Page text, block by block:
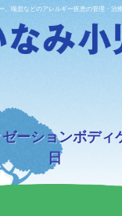
、喘息などのアレルギー疾患の管理・治
ーションボディ
日